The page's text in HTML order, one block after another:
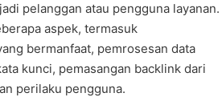
pelanggan atau pengguna layanan.
aspek, termasuk
bermanfaat, pemrosesan data
kunci, pemasangan backlink dari
perilaku pengguna.